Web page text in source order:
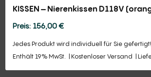
KISSEN – Nierenkissen D118V
156,00€
Jedes Produkt wird individuell für Sie gefertigt!
Enthält 19% MwSt.
Kostenloser Versand